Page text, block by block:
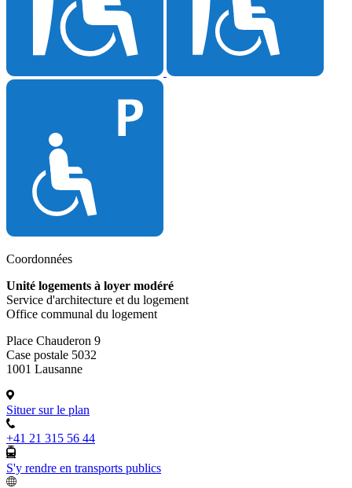
Coordonnées
Unité logements à loyer modéré
Service d'architecture et du logement
Office communal du logement
Place Chauderon 9
Case postale 5032
1001 Lausanne
Situer sur le plan
+41 21 315 56 44
S'y rendre en transports publics